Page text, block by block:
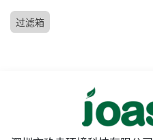
过滤箱